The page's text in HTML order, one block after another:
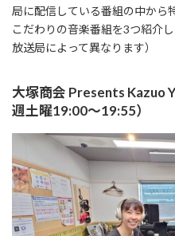
局に配信している番組の中から
こだわりの音楽番組を3つ紹介
放送局によって異なります）
大塚商会 Presents Kazuo
週土曜19:00～19:55）